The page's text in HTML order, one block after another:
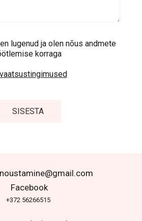
lugenud ja olen nõus andmete
korraga
Facebook
+372 56266515